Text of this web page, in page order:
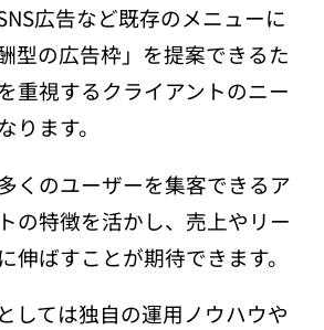
広告など既存のメニューに
型の広告枠」を提案できるた
重視するクライアントのニー
ります。
くのユーザーを集客できるア
の特徴を活かし、売上やリー
伸ばすことが期待できます。
しては独自の運用ノウハウや